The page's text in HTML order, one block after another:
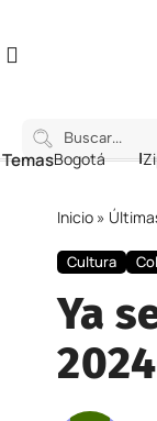
Bogotá
Inicio »
Cultura
Ya